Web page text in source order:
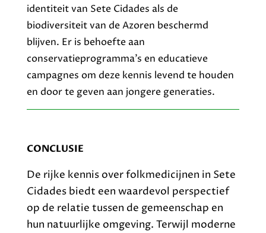
identiteit van Sete Cidades als de
biodiversiteit van de Azoren beschermd
blijven. Er is behoefte aan
conservatieprogramma’s en educatieve
campagnes om deze kennis levend te houden
en door te geven aan jongere generaties.
CONCLUSIE
De rijke kennis over folkmedicijnen in Sete
Cidades biedt een waardevol perspectief
op de relatie tussen de gemeenschap en
hun natuurlijke omgeving. Terwijl moderne